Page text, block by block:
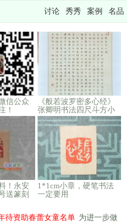
讨论 秀秀 案例 名品
信公众
！
《般若波罗密多心经》
张卿明书法四尺斗方小
楷
！永安
送篆刻
1*1cm小章，硬笔书法
一定要用
待资助春蕾女童名单 为进一步做